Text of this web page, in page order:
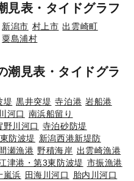
見表・タイドグラフ
新潟市 村上市 出雲崎町
粟島浦村
潮見表・タイドグラ
堤 黒井突堤 寺泊港 岩船港
河口 南浜船留り
野川河口 寺泊砂防堤
防波堤 新潟西港新堤防
瀬漁港 野積海岸 出雲崎漁港
津港・第3東防波堤 市振漁港
嵐浜 田海川河口
胎内川河口